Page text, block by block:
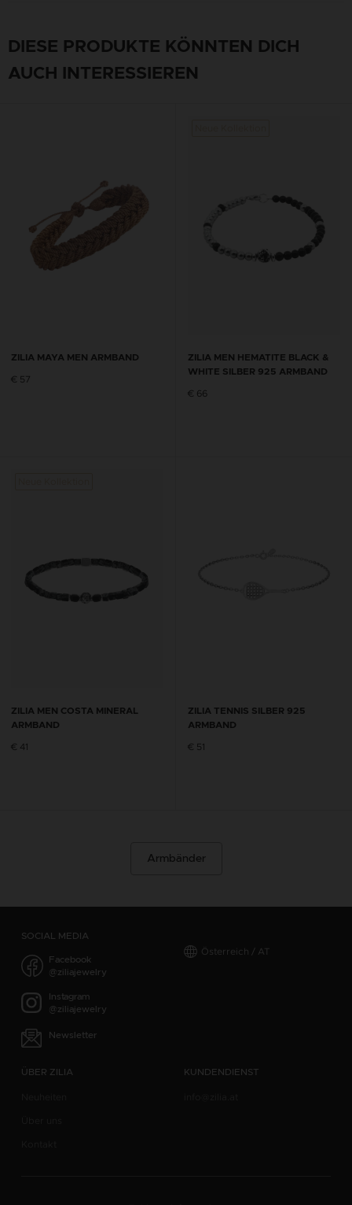
DIESE PRODUKTE KÖNNTEN DICH
AUCH INTERESSIEREN
ZILIA MAYA MEN ARMBAND
€ 57
ZILIA MEN HEMATITE BLACK &
WHITE SILBER 925 ARMBAND
€ 66
ZILIA MEN COSTA MINERAL
ARMBAND
€ 41
ZILIA TENNIS SILBER 925
ARMBAND
€ 51
Armbänder
SOCIAL MEDIA
Facebook
@ziliajewelry
Instagram
@ziliajewelry
Newsletter
Österreich / AT
ÜBER ZILIA KUNDENDIENST